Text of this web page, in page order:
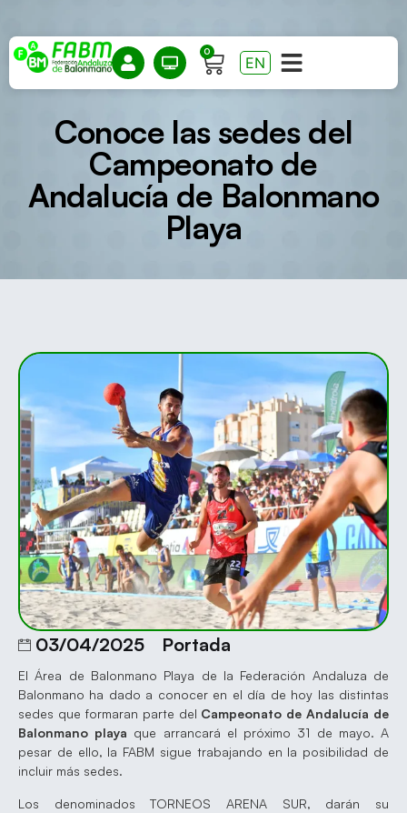
0
EN
Conoce las sedes del
Campeonato de
Andalucía de Balonmano
Playa
03/04/2025 Portada
El Área de Balonmano Playa de la Federación Andaluza de
Balonmano ha dado a conocer en el día de hoy las distintas
sedes que formaran parte del Campeonato de Andalucía de
Balonmano playa que arrancará el próximo 31 de mayo. A
pesar de ello, la FABM sigue trabajando en la posibilidad de
incluir más sedes.
Los denominados TORNEOS ARENA SUR, darán su